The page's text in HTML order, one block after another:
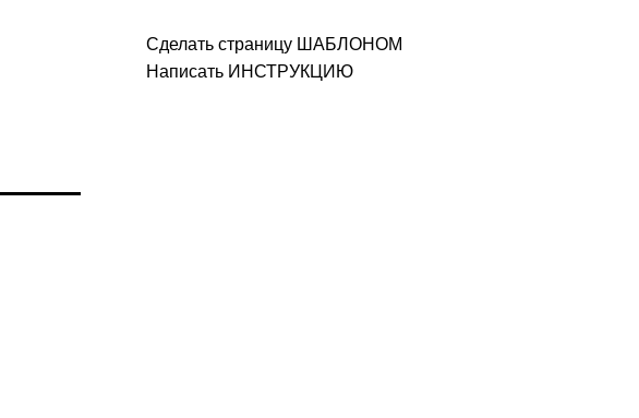
Сделать страницу ШАБЛОНОМ
Написать ИНСТРУКЦИЮ